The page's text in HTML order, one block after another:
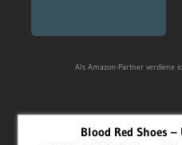
Als Amazon-Partner verdiene
Blood Red Shoes